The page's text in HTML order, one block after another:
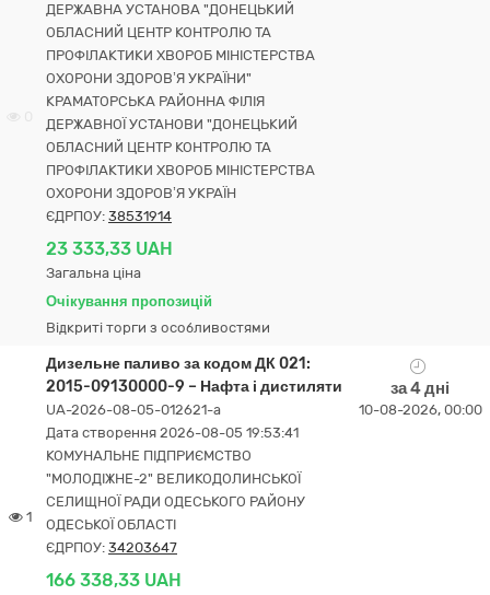
ДЕРЖАВНА УСТАНОВА "ДОНЕЦЬКИЙ
ОБЛАСНИЙ ЦЕНТР КОНТРОЛЮ ТА
ПРОФІЛАКТИКИ ХВОРОБ МІНІСТЕРСТВА
ОХОРОНИ ЗДОРОВ’Я УКРАЇНИ"
КРАМАТОРСЬКА РАЙОННА ФІЛІЯ
ДЕРЖАВНОЇ УСТАНОВИ "ДОНЕЦЬКИЙ
ОБЛАСНИЙ ЦЕНТР КОНТРОЛЮ ТА
ПРОФІЛАКТИКИ ХВОРОБ МІНІСТЕРСТВА
ОХОРОНИ ЗДОРОВ’Я УКРАЇН
ЄДРПОУ: 38531914
23 333,33 UAH
Загальна ціна
Очікування пропозицій
Відкриті торги з особливостями
1
Дизельне паливо за кодом ДК 021:
2015-09130000-9 – Нафта і дистиляти
UA-2026-08-05-012621-a
Дата створення 2026-08-05 19:53:41
КОМУНАЛЬНЕ ПІДПРИЄМСТВО
"МОЛОДІЖНЕ-2" ВЕЛИКОДОЛИНСЬКОЇ
СЕЛИЩНОЇ РАДИ ОДЕСЬКОГО РАЙОНУ
ОДЕСЬКОЇ ОБЛАСТІ
ЄДРПОУ: 34203647
166 338,33 UAH
за 4 дні
10-08-2026, 00:00